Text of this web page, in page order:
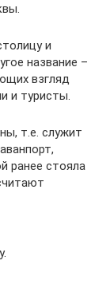
и
название –
взгляд
и туристы.
т.е. служит
ранее стояла